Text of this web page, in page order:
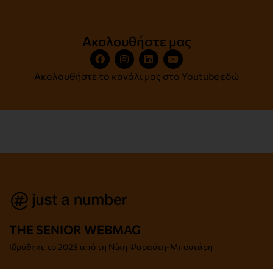
Ακολουθήστε μας
Ακολουθήστε το κανάλι μας στο Youtube εδώ
THE SENIOR WEBMAG
Iδρύθηκε το 2023 από τη Νίκη Ψαραύτη-Μπουτάρη